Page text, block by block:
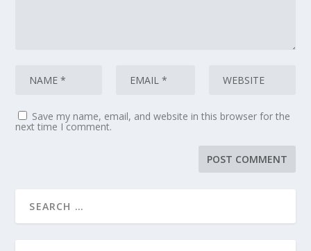
Save my name, email, and website in this browser for the
next time I comment.